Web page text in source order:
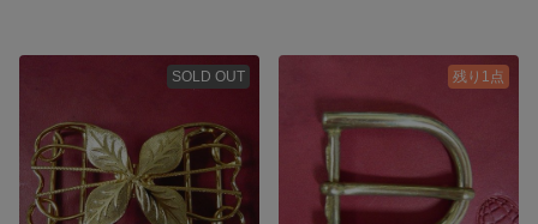
SOLD OUT 残り1点